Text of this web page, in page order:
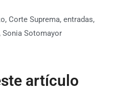
, Corte Suprema, entradas,
, Sonia Sotomayor
artículo